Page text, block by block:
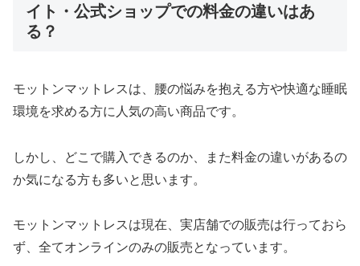
イト・公式ショップでの料金の違いはあ
る？
モットンマットレスは、腰の悩みを抱える方や快適な睡眠
環境を求める方に人気の高い商品です。
しかし、どこで購入できるのか、また料金の違いがあるの
か気になる方も多いと思います。
モットンマットレスは現在、実店舗での販売は行っておら
ず、全てオンラインのみの販売となっています。